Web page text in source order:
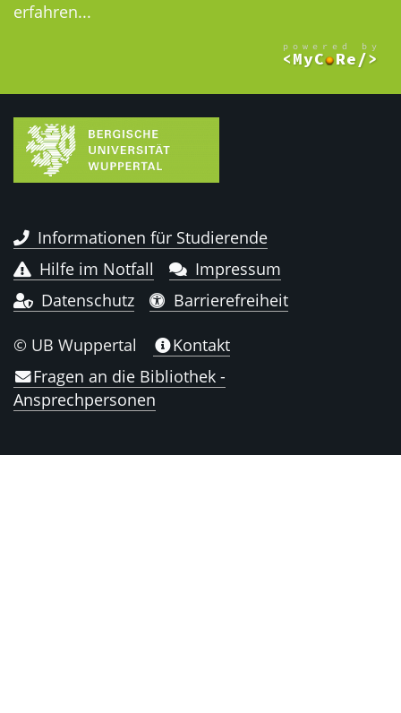
erfahren...
Informationen für Studierende
Hilfe im Notfall
Impressum
Datenschutz
Barrierefreiheit
© UB Wuppertal
Kontakt
Fragen an die Bibliothek -
Ansprechpersonen